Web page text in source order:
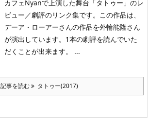
カフェNyanで上演した舞台「タトゥー」のレ
ビュー／劇評のリンク集です。この作品は、
デーア・ローアーさんの作品を外輪能隆さん
が演出しています。1本の劇評を読んでいた
だくことが出来ます。 ...
記事を読む タトゥー(2017)